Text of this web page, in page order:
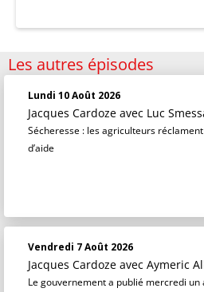
Les autres épisodes
Lundi 10 Août 2026
Jacques Cardoze avec Luc
Sécheresse : les agriculteurs
d’aide
Vendredi 7 Août 2026
Jacques Cardoze avec Aymeric
Le gouvernement a publié mercredi